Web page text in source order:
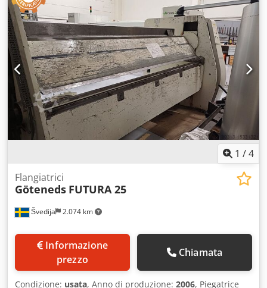
1 /4
Švedija 2.074 km
Flangiatrici
Göteneds FUTURA 25
prezzo
Chiamata
Condizione: usata, Anno di produzione: 2006, Piegatrice